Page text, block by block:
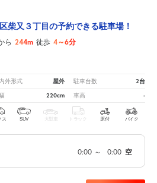
柴又３丁目の予約できる駐車場！
ら 244m 徒歩 4～6分
外形式 屋外 駐車台数 2台
220cm 車高 -
ス SUV 大型車 トラック 原付 バイク
0:00 ～ 0:00 空